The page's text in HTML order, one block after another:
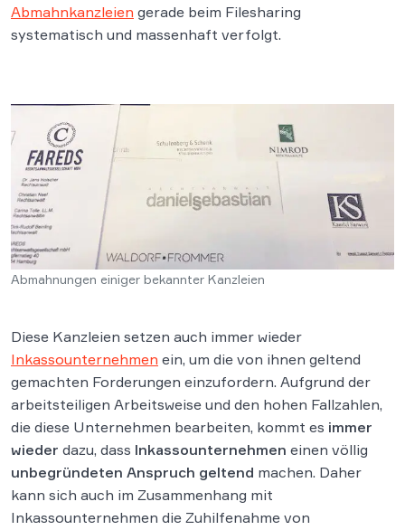
Abmahnkanzleien gerade beim Filesharing
systematisch und massenhaft verfolgt.
Abmahnungen einiger bekannter Kanzleien
Diese Kanzleien setzen auch immer wieder
Inkassounternehmen ein, um die von ihnen geltend
gemachten Forderungen einzufordern. Aufgrund der
arbeitsteiligen Arbeitsweise und den hohen Fallzahlen,
die diese Unternehmen bearbeiten, kommt es immer
wieder dazu, dass Inkassounternehmen einen völlig
unbegründeten Anspruch geltend machen. Daher
kann sich auch im Zusammenhang mit
Inkassounternehmen die Zuhilfenahme von